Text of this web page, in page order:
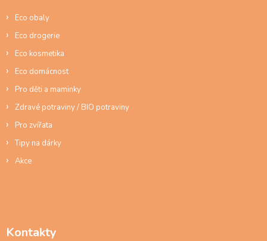
Eco obaly
Eco drogerie
Eco kosmetika
Eco domácnost
Pro děti a maminky
Zdravé potraviny / BIO potraviny
Pro zvířata
Tipy na dárky
Akce
Kontakty